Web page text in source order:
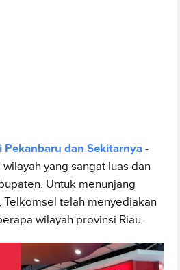
Pekanbaru dan Sekitarnya -
yang sangat luas dan
Untuk menunjang
Telkomsel telah menyediakan
wilayah provinsi Riau.